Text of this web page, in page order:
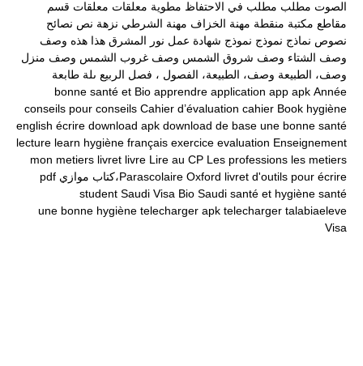
الصوت مطلب مطلب في الاحتفاظ مطوية معلقات معلقات قسم
مقاطع مكتبة منقطة مهنة الخزاف مهنة الشرطي نزهة نص نصائح
نصوص نماذج نموذج نموذج شهادة عمل نور المشرق هذا هذه وصف
وصف الشتاء وصف شروق الشمس وصف غروب الشمس وصف منزل
وصف، الطبيعة وصف، الطبيعة، الفصول ، فصل الربيع ىلة طابعة
Année
apk
app
application
apprendre
Bio
bonne santé et
hygiène
Book
cahier
Cahier d’évaluation
conseils
conseils pour
une bonne santé
de base
download
download apk
écrire
english
Enseignement
evaluation
exercice
français
hygiène
learn
lecture
les metiers
Les professions
Lire au CP
livre
livret
metiers
mon
livret d'outils pour écrire
Oxford Parascolaire،كتاب موازي
pdf
santé
santé et hygiène
Saudi
Saudi Visa Bio
student
talabiaeleve
telecharger
telecharger apk
une bonne hygiène
Visa